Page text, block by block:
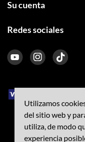
Utilizamos
del sitio web y
utiliza, de modo
experiencia
Su cuenta
Redes sociales